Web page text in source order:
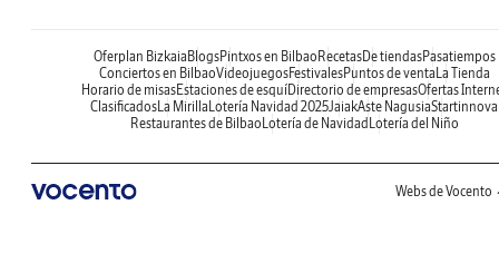
Oferplan Bizkaia BlogsPintxos en Bilbao RecetasDe tiendasPasatiempos
Conciertos en BilbaoVideojuegosFestivalesPuntos de venta La Tienda
Horario de misasEstaciones de esquíDirectorio de empresasOfertas
ClasificadosLa Mirilla Lotería Navidad 2025JaiakAste NagusiaStartinnova
Restaurantes de Bilbao Lotería de Navidad Lotería del Niño
Webs de Vocento